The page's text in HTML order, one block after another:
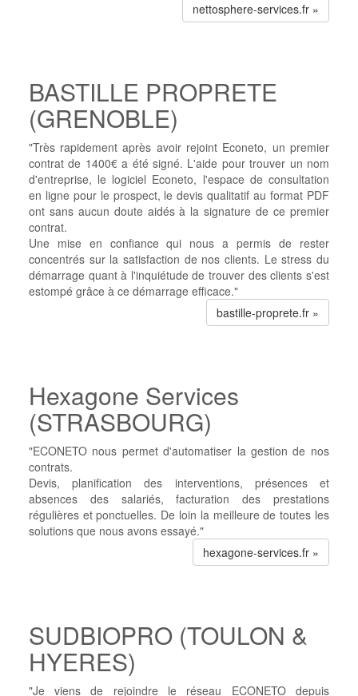
nettosphere-services.fr »
BASTILLE PROPRETE
(GRENOBLE)
"Très rapidement après avoir rejoint Econeto, un premier
contrat de 1400€ a été signé. L'aide pour trouver un nom
d'entreprise, le logiciel Econeto, l'espace de consultation
en ligne pour le prospect, le devis qualitatif au format PDF
ont sans aucun doute aidés à la signature de ce premier
contrat.
Une mise en confiance qui nous a permis de rester
concentrés sur la satisfaction de nos clients. Le stress du
démarrage quant à l'inquiétude de trouver des clients s'est
estompé grâce à ce démarrage efficace."
bastille-proprete.fr »
Hexagone Services
(STRASBOURG)
"ECONETO nous permet d'automatiser la gestion de nos
contrats.
Devis, planification des interventions, présences et
absences des salariés, facturation des prestations
régulières et ponctuelles. De loin la meilleure de toutes les
solutions que nous avons essayé."
hexagone-services.fr »
SUDBIOPRO (TOULON &
HYERES)
"Je viens de rejoindre le réseau ECONETO depuis